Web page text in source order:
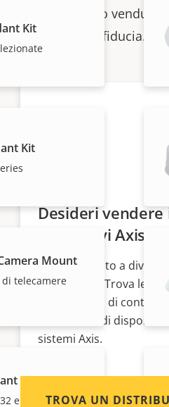
Kit
Kit
Mount
telecamere
Kit
e P32
vengono venduti
fiducia.
Desideri vendere
dispositivi Axis?
Sei interessato a
rivenditore? Trova le
informazioni di
distributori di dispositivi e
sistemi Axis.
TROVA UN